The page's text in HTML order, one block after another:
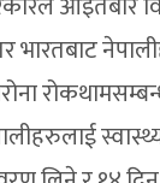
भारतबाट